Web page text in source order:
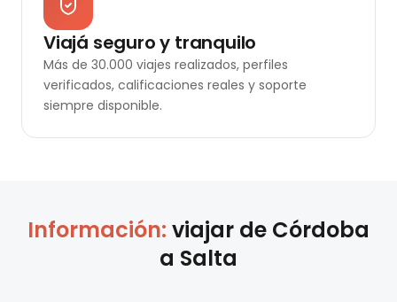
Viajá seguro y tranquilo
Más de 30.000 viajes realizados, perfiles
verificados, calificaciones reales y soporte
siempre disponible.
Información: viajar de Córdoba
a Salta